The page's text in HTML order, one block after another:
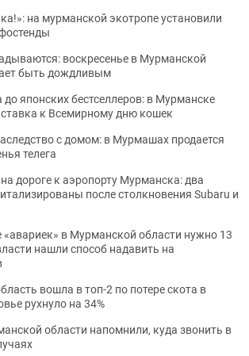
на мурманской экотропе установили
воскресенье в Мурманской
быть дождливым
японских бестселлеров: в Мурманске
к Всемирному дню кошек
с домом: в Мурмашах продается
телега
дороге к аэропорту Мурманска: два
после столкновения Subaru и
«авариек» в Мурманской области нужно 13
нашли способ надавить на
вошла в топ-2 по потере скота в
рухнуло на 34%
области напомнили, куда звонить в